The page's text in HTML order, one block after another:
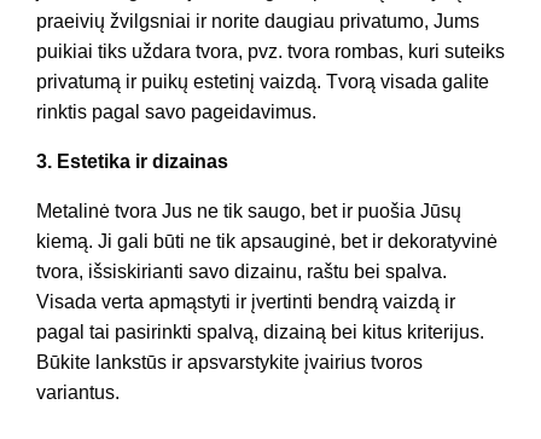
praeivių žvilgsniai ir norite daugiau privatumo, Jums
puikiai tiks uždara tvora, pvz. tvora rombas, kuri suteiks
privatumą ir puikų estetinį vaizdą. Tvorą visada galite
rinktis pagal savo pageidavimus.
3. Estetika ir dizainas
Metalinė tvora Jus ne tik saugo, bet ir puošia Jūsų
kiemą. Ji gali būti ne tik apsauginė, bet ir dekoratyvinė
tvora, išsiskirianti savo dizainu, raštu bei spalva.
Visada verta apmąstyti ir įvertinti bendrą vaizdą ir
pagal tai pasirinkti spalvą, dizainą bei kitus kriterijus.
Būkite lankstūs ir apsvarstykite įvairius tvoros
variantus.